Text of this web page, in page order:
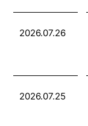
2026.07.26
2026.07.25